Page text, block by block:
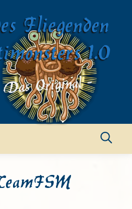
Fliegenden
1.0
Original -